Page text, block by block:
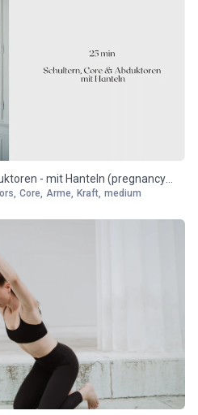
- mit Hanteln (pregnancy
, Core, Arme, Kraft, medium